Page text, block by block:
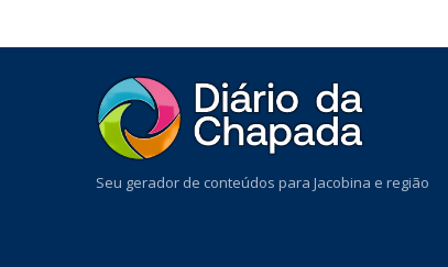
Seu gerador de conteúdos para Jacobina e região